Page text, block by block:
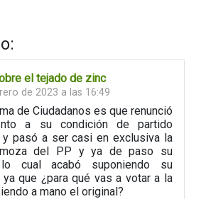
el tejado de zinc
de 2023 a las 16:49
de Ciudadanos es que renunció
a su condición de partido
pasó a ser casi en exclusiva la
del PP y ya de paso su
cual acabó suponiendo su
ya que ¿para qué vas a votar a la
a mano el original?